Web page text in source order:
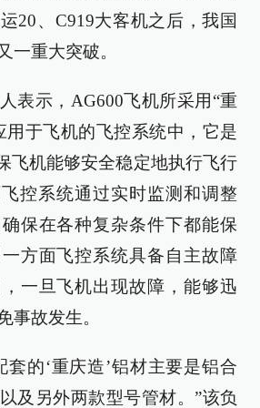
20、C919大客机之后，我国
一重大突破。
表示，AG600飞机所采用“重
用于飞机的飞控系统中，它是
飞机能够安全稳定地执行飞行
控系统通过实时监测和调整
保在各种复杂条件下都能保
方面飞控系统具备自主故障
一旦飞机出现故障，能够迅
事故发生。
套的‘重庆造’铝材主要是铝合
及另外两款型号管材。”该负